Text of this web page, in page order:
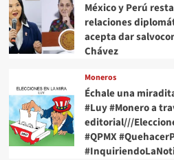
México y Perú
relaciones
acepta dar
Chávez
Moneros
Échale una
#Luy #Monero a
editorial///
#QPMX